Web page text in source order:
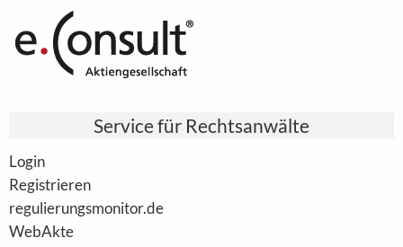
Service für Rechtsanwälte
Login
Registrieren
regulierungsmonitor.de
WebAkte